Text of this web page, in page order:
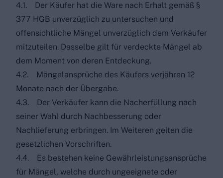
4.1. Der Käufer hat die Ware nach Erhalt gemäß §
377 HGB unverzüglich zu untersuchen und
offensichtliche Mängel unverzüglich dem Verkäufer
mitzuteilen. Dasselbe gilt für verdeckte Mängel ab
dem Moment von deren Entdeckung.
4.2. Mängelansprüche des Käufers verjähren 12
Monate nach der Übergabe.
4.3. Der Verkäufer kann die Nacherfüllung nach
seiner Wahl durch Nachbesserung oder
Nachlieferung erbringen. Im Weiteren gelten die
gesetzlichen Vorschriften.
4.4. Es bestehen keine Gewährleistungsansprüche
für Mängel, welche durch ungeeignete oder